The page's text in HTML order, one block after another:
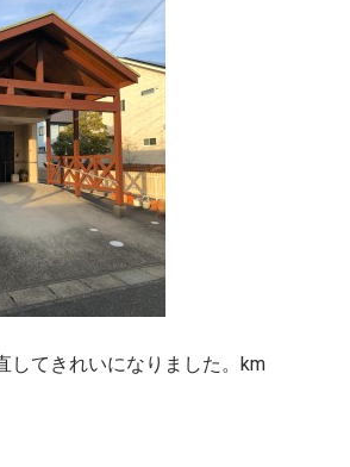
してきれいになりました。km